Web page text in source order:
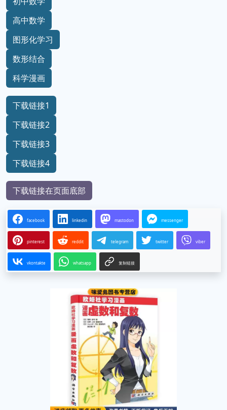
高中数学
图形化学习
数形结合
科学漫画
下载链接1
下载链接2
下载链接3
下载链接4
下载链接在页面底部
facebook linkedin mastodon messenger
pinterest reddit telegram twitter viber
vkontakte whatsapp 复制链接